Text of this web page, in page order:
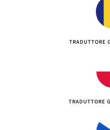
TRADUTTORE
TRADUTTORE